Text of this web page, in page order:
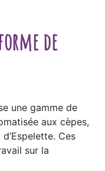
de
une gamme de
aux cèpes,
Ces
sur la